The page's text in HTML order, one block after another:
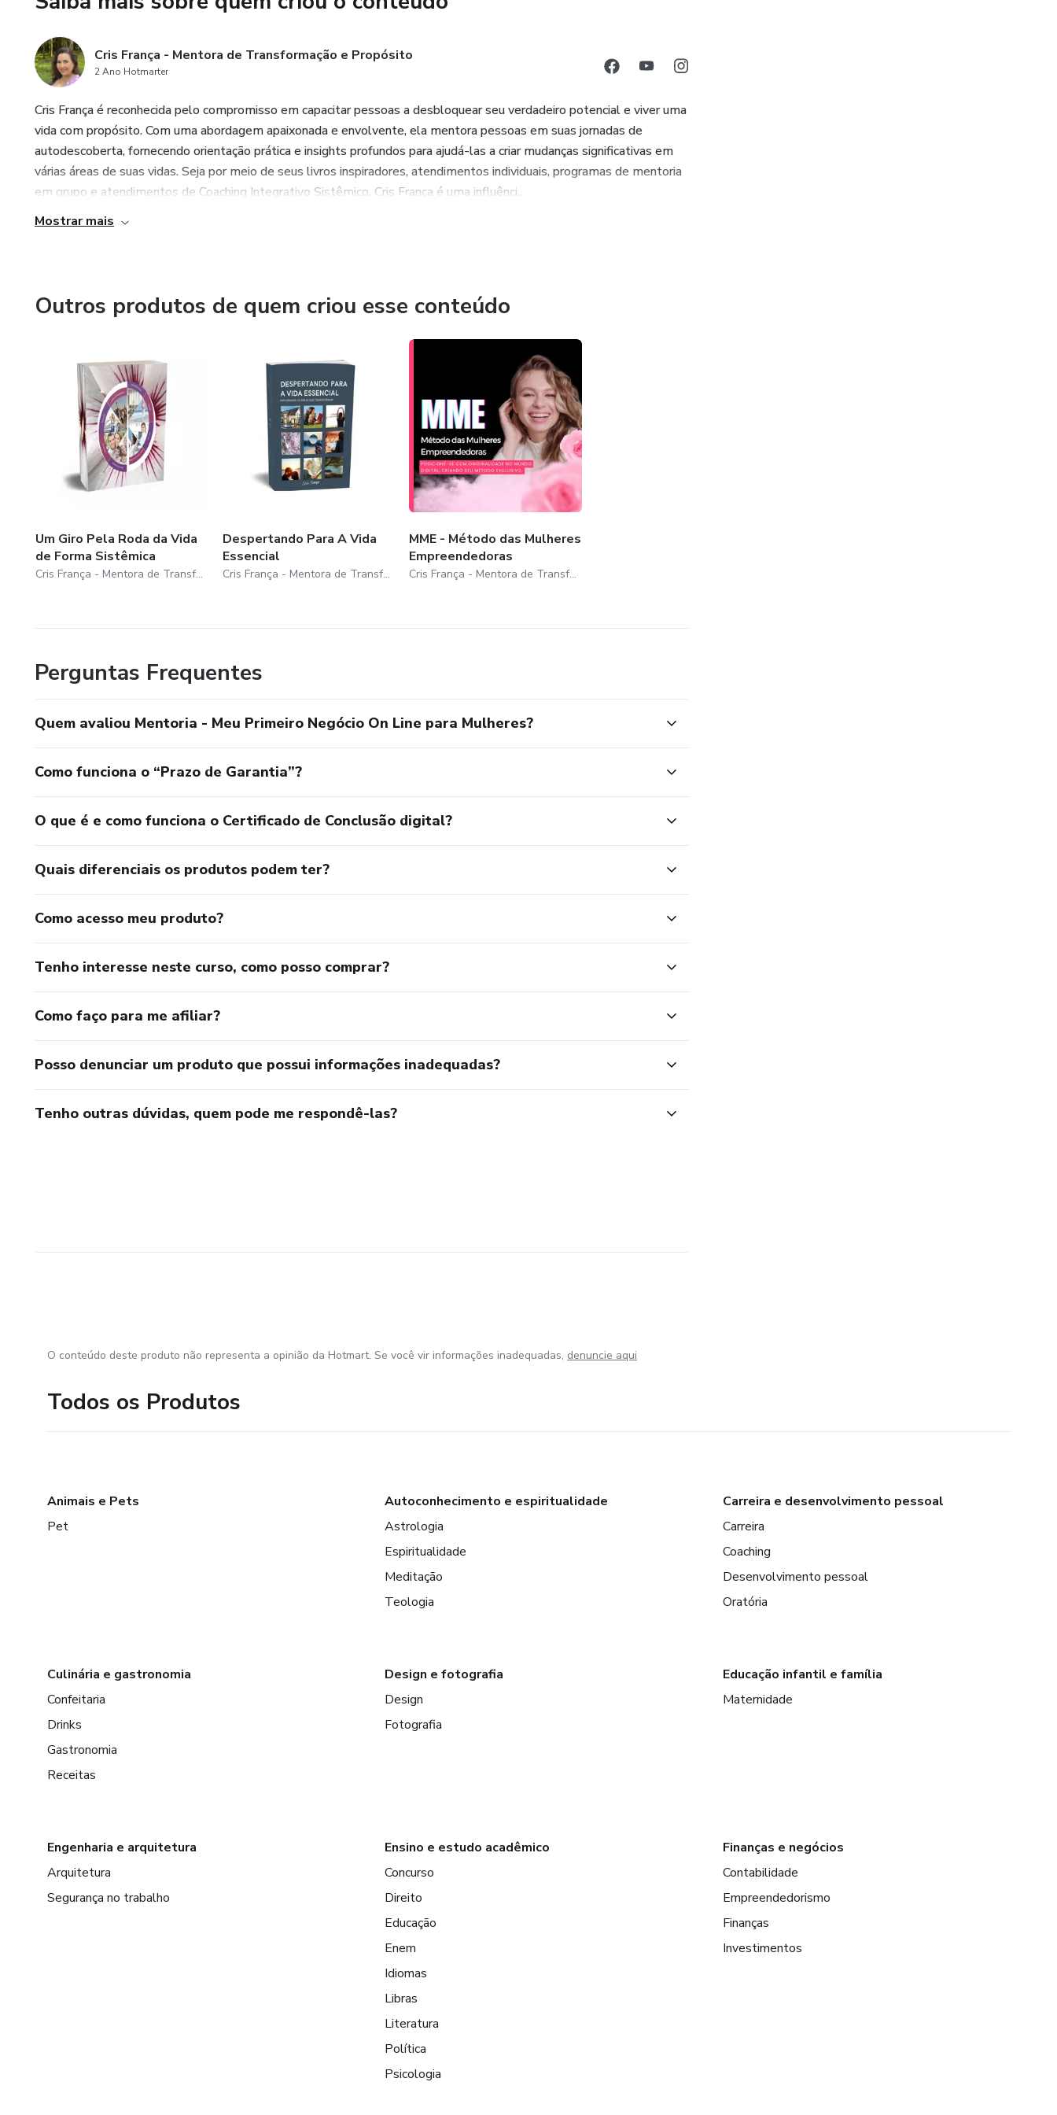
* Criação de Marca e identidade: Desenvolva uma marca autêntica que se conecte
refletindo sua história única."
construa conexões genuínas e converta seguidores em clientes.
* Construção de um Perfil Profissional: Saiba como criar um perfil atraente e funcional,
otimizado para conversões e para oferecer uma ótima experiência ao usuário.
Cris França - Mentora de Transformação e Propósito
2 Ano Hotmarter
Cris França é reconhecida pelo compromisso em capacitar pessoas a desbloquear seu verdadeiro potencial e viver uma
vida com propósito. Com uma abordagem apaixonada e envolvente, ela mentora pessoas em suas jornadas de
autodescoberta, fornecendo orientação prática e insights profundos para ajudá-las a criar mudanças significativas em
várias áreas de suas vidas. Seja por meio de seus livros inspiradores, atendimentos individuais, programas de mentoria
em grupo e atendimentos de Coaching Integrativo Sistêmico, Cris França é uma influênci...
Mostrar mais
Outros produtos de quem criou esse conteúdo
Um Giro Pela Roda da Vida
de Forma Sistêmica
Cris França - Mentora de Transformação e Propósito
Despertando Para A Vida
Essencial
Cris França - Mentora de Transformação e Propósito
MME - Método das Mulheres
Empreendedoras
Cris França - Mentora de Transformação e Propósito
Perguntas Frequentes
Quem avaliou Mentoria - Meu Primeiro Negócio On Line para Mulheres?
Como funciona o “Prazo de Garantia”?
O que é e como funciona o Certificado de Conclusão digital?
Quais diferenciais os produtos podem ter?
Como acesso meu produto?
Tenho interesse neste curso, como posso comprar?
Como faço para me afiliar?
Posso denunciar um produto que possui informações inadequadas?
Tenho outras dúvidas, quem pode me respondê-las?
O conteúdo deste produto não representa a opinião da Hotmart. Se você vir informações inadequadas, denuncie aqui
Todos os Produtos
Animais e Pets
Pet
Autoconhecimento e espiritualidade
Astrologia
Espiritualidade
Meditação
Teologia
Carreira e desenvolvimento pessoal
Carreira
Coaching
Desenvolvimento pessoal
Oratória
Culinária e gastronomia
Confeitaria
Drinks
Gastronomia
Receitas
Design e fotografia
Design
Fotografia
Educação infantil e família
Maternidade
Engenharia e arquitetura
Arquitetura
Segurança no trabalho
Ensino e estudo acadêmico
Concurso
Direito
Educação
Enem
Idiomas
Libras
Literatura
Política
Psicologia
Finanças e negócios
Contabilidade
Empreendedorismo
Finanças
Investimentos